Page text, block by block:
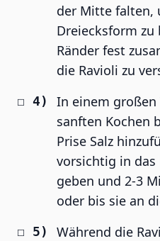
der Mitte falten,
Dreiecksform
Ränder fest
die Ravioli zu
In einem großen
sanften Kochen
Prise Salz
vorsichtig in das
geben und 2-3
oder bis sie an
Während die